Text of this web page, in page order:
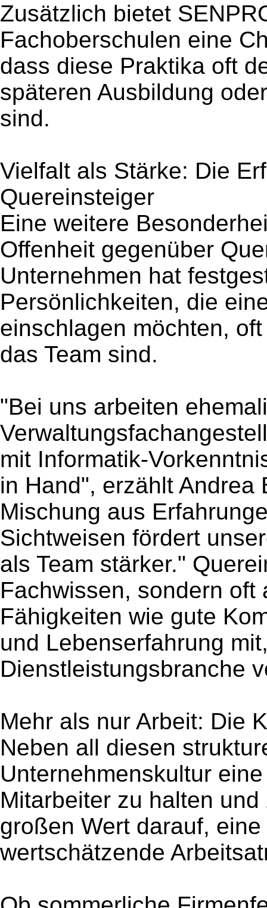
Zusätzlich bietet
Fachoberschulen eine
dass diese Praktika oft
späteren Ausbildung
sind.
Vielfalt als Stärke: Die
Quereinsteiger
Eine weitere
Offenheit gegenüber
Unternehmen hat
Persönlichkeiten, die
einschlagen möchten,
das Team sind.
"Bei uns arbeiten
mit Informatik-
in Hand", erzählt Andrea
Mischung aus
Sichtweisen fördert
als Team stärker."
Fachwissen, sondern
Fähigkeiten wie gute
und Lebenserfahrung
Dienstleistungsbranche
Mehr als nur Arbeit: Die
Neben all diesen
Unternehmenskultur
Mitarbeiter zu halten
großen Wert darauf,
wertschätzende